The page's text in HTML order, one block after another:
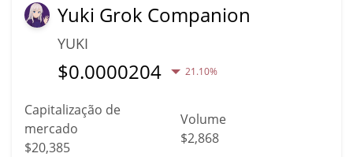
Yuki Grok Companion
YUKI
$0.0000204 21.10%
Capitalização de
mercado
$20,385
Volume
$2,868